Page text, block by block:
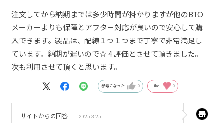
注文してから納期までは多少時間が掛かりますが他のBTO
メーカーよりも保障とアフター対応が良いので安心して購
入できます。製品は、配線１つ１つまで丁寧で非常満足し
ています。納期が遅いので☆４評価とさせて頂きました。
次も利用させて頂くと思います。
参考になった 0 Like! 0
サイトからの回答 2025.3.25